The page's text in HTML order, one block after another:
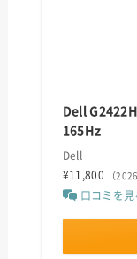
Dell
165Hz
Dell
¥11,800
（
口コミを見